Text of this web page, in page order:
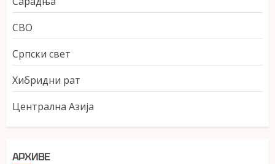
СВО
Српски свет
Хибридни рат
Централна Азија
АРХИВЕ